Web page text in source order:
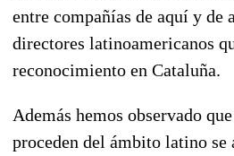
entre compañías de aquí y de
directores latinoamericanos
reconocimiento en Cataluña.
Además hemos observado
proceden del ámbito latino